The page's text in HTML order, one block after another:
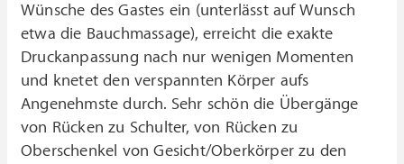
Wünsche des Gastes ein (unterlässt auf Wunsch
etwa die Bauchmassage), erreicht die exakte
Druckanpassung nach nur wenigen Momenten
und knetet den verspannten Körper aufs
Angenehmste durch. Sehr schön die Übergänge
von Rücken zu Schulter, von Rücken zu
Oberschenkel von Gesicht/Oberkörper zu den